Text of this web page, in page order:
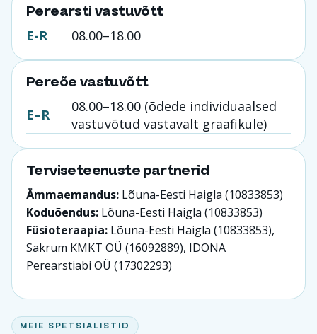
Perearsti vastuvõtt
E-R 08.00–18.00
Pereõe vastuvõtt
E–R
08.00–18.00 (õdede individuaalsed
vastuvõtud vastavalt graafikule)
Terviseteenuste partnerid
Ämmaemandus: Lõuna-Eesti Haigla (10833853)
Koduõendus: Lõuna-Eesti Haigla (10833853)
Füsioteraapia: Lõuna-Eesti Haigla (10833853),
Sakrum KMKT OÜ (16092889), IDONA
Perearstiabi OÜ (17302293)
MEIE SPETSIALISTID